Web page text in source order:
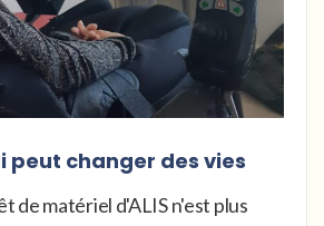
peut changer des vies
de matériel d'ALIS n'est plus